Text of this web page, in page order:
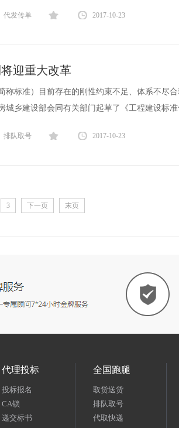
代发传单 2017-10-23
迎重大改革
称标准）目前存在的刚性约束不足、体系不尽
城乡建设部会同有关部门起草了《工程建设标
排队取号 2017-10-23
3 下一页 末页
代理投标
投标报名
CA锁
递交标书
全国跑腿
取货送货
排队取号
代取快递